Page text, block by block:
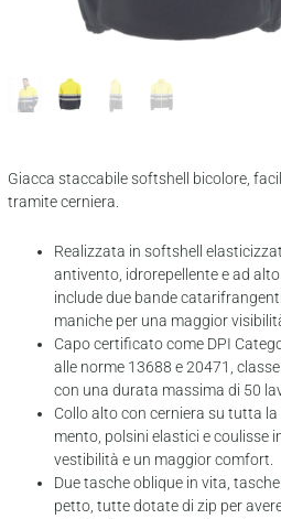
Giacca staccabile softshell bicolore,
tramite cerniera.
Realizzata in softshell
antivento, idrorepellente e ad
include due bande
maniche per una maggior
Capo certificato come DPI
alle norme 13688 e 20471,
con una durata massima di 50
Collo alto con cerniera su tutta la
mento, polsini elastici e coulisse
vestibilità e un maggior comfort.
Due tasche oblique in vita,
petto, tutte dotate di zip per